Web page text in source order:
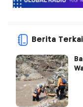
Berita